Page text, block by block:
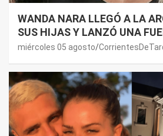
WANDA NARA LLEGÓ A LA
SUS HIJAS Y LANZÓ UNA
PREMONICIÓN SOBRE MAURO
miércoles 05 agosto